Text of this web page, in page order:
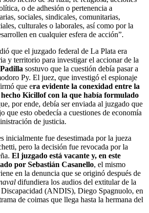
o de adhesión o pertenencia a
sociales, sindicales, comunitarias,
culturales o laborales, así como por la
en cualquier esfera de acción”.
que el juzgado federal de La Plata era
y territorio para investigar el accionar de la
sostuvo que la cuestión debía pasar a
Py. El juez, que investigó el espionaje
que era evidente la conexidad entre la
Kicillof con la que había formulado
por ende, debía ser enviada al juzgado que
que esto obedecía a cuestiones de economía
de justicia.
inicialmente fue desestimada por la jueza
pero la decisión fue revocada por la
El juzgado está vacante y, en este
por Sebastián Casanello, el mismo
en la denuncia que se originó después de
difundiera los audios del extitular de la
(ANDIS), Diego Spagnuolo, en
de coimas que llega hasta la hermana del